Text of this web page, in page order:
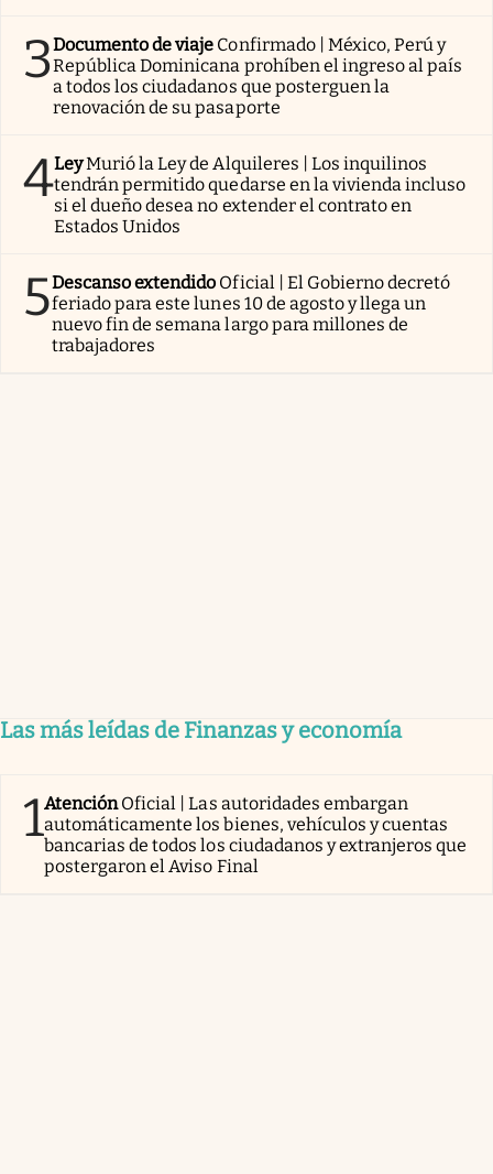
3Documento de viaje Confirmado | México, Perú y
República Dominicana prohíben el ingreso al país
a todos los ciudadanos que posterguen la
renovación de su pasaporte
4LeyMurió la Ley de Alquileres | Los inquilinos
tendrán permitido quedarse en la vivienda incluso
si el dueño desea no extender el contrato en
Estados Unidos
5Descanso extendido Oficial | El Gobierno decretó
feriado para este lunes 10 de agosto y llega un
nuevo fin de semana largo para millones de
trabajadores
Las más leídas de Finanzas y economía
1AtenciónOficial | Las autoridades embargan
automáticamente los bienes, vehículos y cuentas
bancarias de todos los ciudadanos y extranjeros que
postergaron el Aviso Final